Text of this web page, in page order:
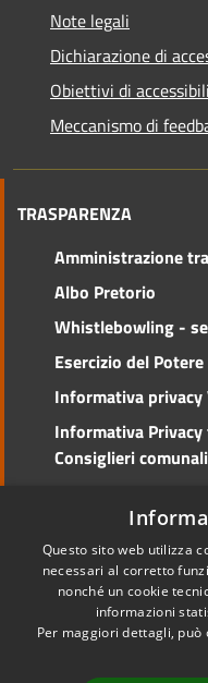
Note legali
Dichiarazione di
Obiettivi di
Meccanismo di
TRASPARENZA
Amministrazione
Albo Pretorio
Whistlebowling -
Esercizio del
Informativa
Informativa
Consiglieri
Accessibilità
Questo sito web utilizza
necessari al corretto
nonché un cookie
informazioni
Per maggiori dettagli, può